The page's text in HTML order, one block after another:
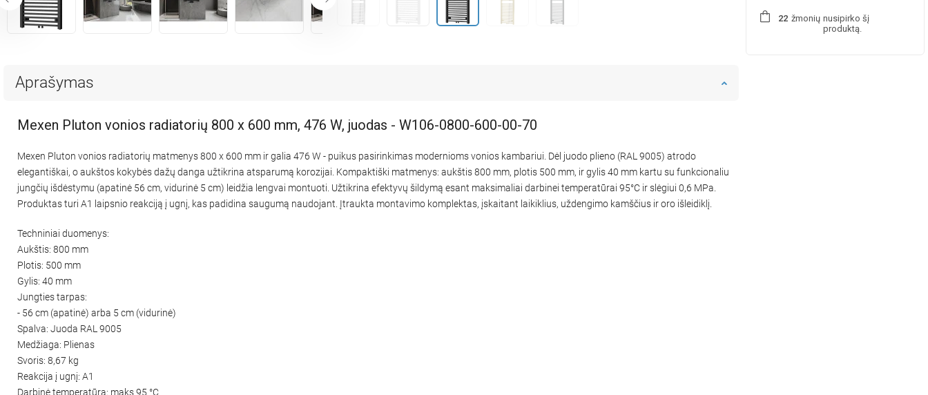
Aprašymas
Mexen Pluton vonios radiatorių 800 x 600 mm, 476 W, juodas - W106-0800-600-00-70
Mexen Pluton vonios radiatorių matmenys 800 x 600 mm ir galia 476 W - puikus pasirinkimas modernioms vonios kambariui. Dėl juodo plieno (RAL 9005) atrodo
elegantiškai, o aukštos kokybės dažų danga užtikrina atsparumą korozijai. Kompaktiški matmenys: aukštis 800 mm, plotis 500 mm, ir gylis 40 mm kartu su funkcionaliu
jungčių išdėstymu (apatinė 56 cm, vidurinė 5 cm) leidžia lengvai montuoti. Užtikrina efektyvų šildymą esant maksimaliai darbinei temperatūrai 95°C ir slėgiui 0,6 MPa.
Produktas turi A1 laipsnio reakciją į ugnį, kas padidina saugumą naudojant. Įtraukta montavimo komplektas, įskaitant laikiklius, uždengimo kamščius ir oro išleidiklį.
Techniniai duomenys:
Aukštis: 800 mm
Plotis: 500 mm
Gylis: 40 mm
Jungties tarpas:
- 56 cm (apatinė) arba 5 cm (vidurinė)
Spalva: Juoda RAL 9005
Medžiaga: Plienas
Svoris: 8,67 kg
Reakcija į ugnį: A1
Darbinė temperatūra: maks 95 °C
22 žmonių nusipirko šį
produktą.